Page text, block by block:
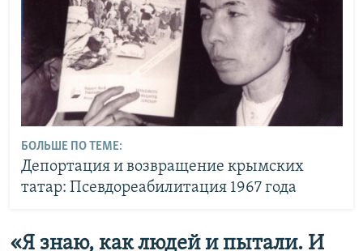
БОЛЬШЕ ПО ТЕМЕ:
Депортация и возвращение крымских
татар: Псевдореабилитация 1967 года
«Я знаю, как людей и пытали. И